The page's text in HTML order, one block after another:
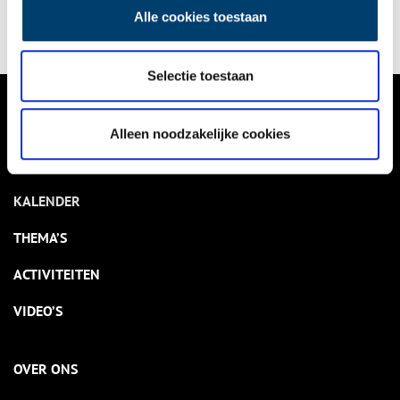
Alle cookies toestaan
Selectie toestaan
Alleen noodzakelijke cookies
NIEUWS
KALENDER
THEMA’S
ACTIVITEITEN
VIDEO’S
OVER ONS